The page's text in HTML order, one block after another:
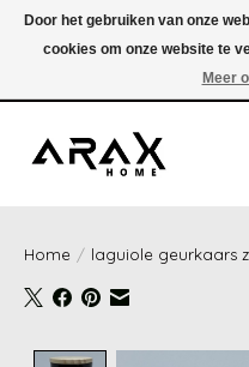
VERZENDING TUSSEN 1 en 3
(onder de 35,00€ = 3,95€
Home / laguiole geurkaars
Door het gebruiken van onze
cookies om onze website te
Meer